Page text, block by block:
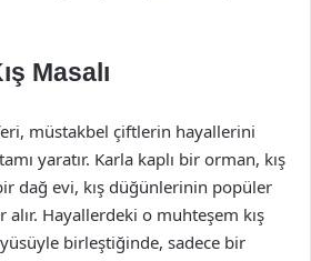
Masalı
müstakbel çiftlerin hayallerini
yaratır. Karla kaplı bir orman, kış
dağ evi, kış düğünlerinin popüler
alır. Hayallerdeki o muhteşem kış
birleştiğinde, sadece bir